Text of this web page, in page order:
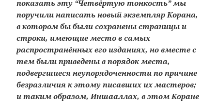
показать эту “Четвёртую тонкость” мы
поручили написать новый экземпляр Корана,
в котором бы были сохранены страницы и
строки, имеющие место в самых
распространённых его изданиях, но вместе с
тем были приведены в порядок места,
подвергшиеся неупорядоченности по причине
безразличия к этому писавших их мастеров;
и таким образом, Иншааллах, в этом Коране